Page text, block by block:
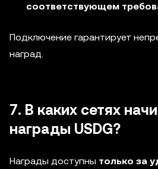
соответствующем
Подключение гарантирует
наград.
7. В каких сетях
награды USDG?
Награды доступны только за